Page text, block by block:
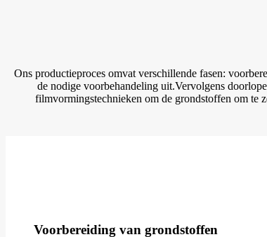
Ons productieproces omvat verschillende fasen:
de nodige voorbehandeling uit.Vervolgens
filmvormingstechnieken om de grondstoffen om te
Voorbereiding van grondstoffen